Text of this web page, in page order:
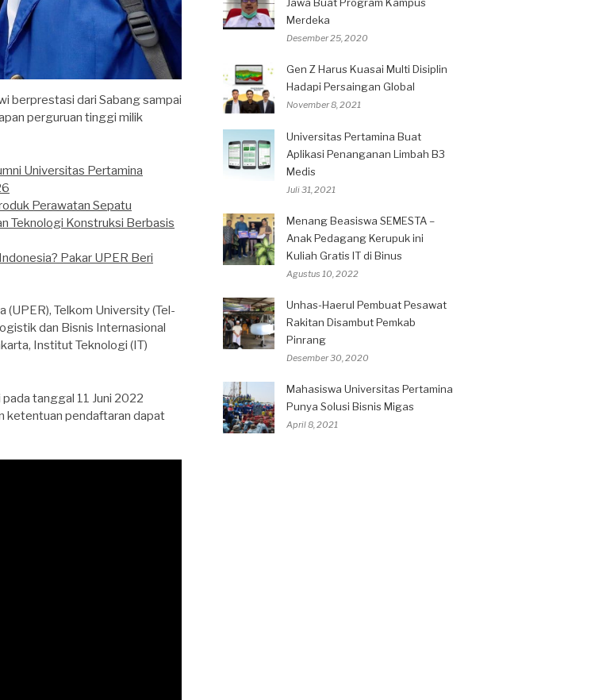
berprestasi dari Sabang sampai
perguruan tinggi milik
Universitas Pertamina
Perawatan Sepatu
Teknologi Konstruksi Berbasis
Pakar UPER Beri
Telkom University (Tel-
dan Bisnis Internasional
Institut Teknologi (IT)
tanggal 11 Juni 2022
ketentuan pendaftaran dapat
Jawa Buat Program Kampus
Merdeka
Desember 25, 2020
Gen Z Harus Kuasai Multi Disiplin
Hadapi Persaingan Global
November 8, 2021
Universitas Pertamina Buat
Aplikasi Penanganan Limbah B3
Medis
Juli 31, 2021
Menang Beasiswa SEMESTA –
Anak Pedagang Kerupuk ini
Kuliah Gratis IT di Binus
Agustus 10, 2022
Unhas-Haerul Pembuat Pesawat
Rakitan Disambut Pemkab
Pinrang
Desember 30, 2020
Mahasiswa Universitas Pertamina
Punya Solusi Bisnis Migas
April 8, 2021